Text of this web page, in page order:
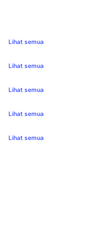
Lihat semua
Lihat semua
Lihat semua
Lihat semua
Lihat semua